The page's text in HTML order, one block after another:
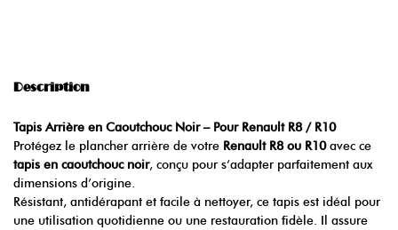
Description
Tapis Arrière en Caoutchouc Noir – Pour Renault R8 / R10
Protégez le plancher arrière de votre Renault R8 ou R10avec ce
tapis en caoutchouc noir, conçu pour s’adapter parfaitement aux
dimensions d’origine.
Résistant, antidérapant et facile à nettoyer, ce tapis est idéal pour
une utilisation quotidienne ou une restauration fidèle. Il assure